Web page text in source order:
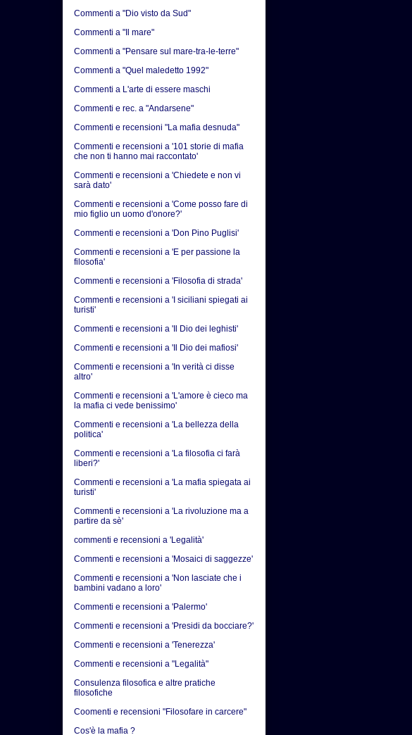
Commenti a "Dio visto da Sud"
Commenti a "Il mare"
Commenti a "Pensare sul mare-tra-le-terre"
Commenti a "Quel maledetto 1992"
Commenti a L'arte di essere maschi
Commenti e rec. a "Andarsene"
Commenti e recensioni "La mafia desnuda"
Commenti e recensioni a '101 storie di mafia
che non ti hanno mai raccontato'
Commenti e recensioni a 'Chiedete e non vi
sarà dato'
Commenti e recensioni a 'Come posso fare di
mio figlio un uomo d'onore?'
Commenti e recensioni a 'Don Pino Puglisi'
Commenti e recensioni a 'E per passione la
filosofia'
Commenti e recensioni a 'Filosofia di strada'
Commenti e recensioni a 'I siciliani spiegati ai
turisti'
Commenti e recensioni a 'Il Dio dei leghisti'
Commenti e recensioni a 'Il Dio dei mafiosi'
Commenti e recensioni a 'In verità ci disse
altro'
Commenti e recensioni a 'L'amore è cieco ma
la mafia ci vede benissimo'
Commenti e recensioni a 'La bellezza della
politica'
Commenti e recensioni a 'La filosofia ci farà
liberi?'
Commenti e recensioni a 'La mafia spiegata ai
turisti'
Commenti e recensioni a 'La rivoluzione ma a
partire da sè'
commenti e recensioni a 'Legalità'
Commenti e recensioni a 'Mosaici di saggezze'
Commenti e recensioni a 'Non lasciate che i
bambini vadano a loro'
Commenti e recensioni a 'Palermo'
Commenti e recensioni a 'Presidi da bocciare?'
Commenti e recensioni a 'Tenerezza'
Commenti e recensioni a "Legalità"
Consulenza filosofica e altre pratiche
filosofiche
Coomenti e recensioni "Filosofare in carcere"
Cos'è la mafia ?